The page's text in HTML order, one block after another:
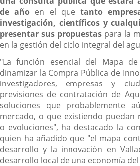
de año en el quetanto
investigación, científicos y
presentar sus propuestas para la
en la gestión del ciclo integral del
"La función esencial del Mapa
dinamizar la Compra Pública de
investigadores, empresas y
previsiones de contratación de
soluciones que probablemente
mercado, o que existiendo puedan
o evoluciones", ha destacado la
quien ha añadido que "el mapa
desarrollo y la innovación en
desarrollo local de una economía